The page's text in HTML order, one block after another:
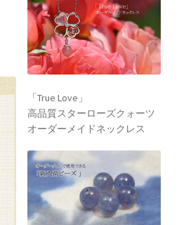
「True Love」
高品質スターローズクォーツ
オーダーメイドネックレス